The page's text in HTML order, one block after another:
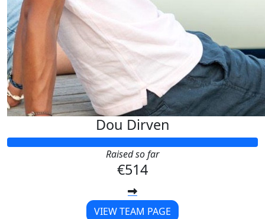
Dou Dirven
Raised so far
€514
VIEW TEAM PAGE